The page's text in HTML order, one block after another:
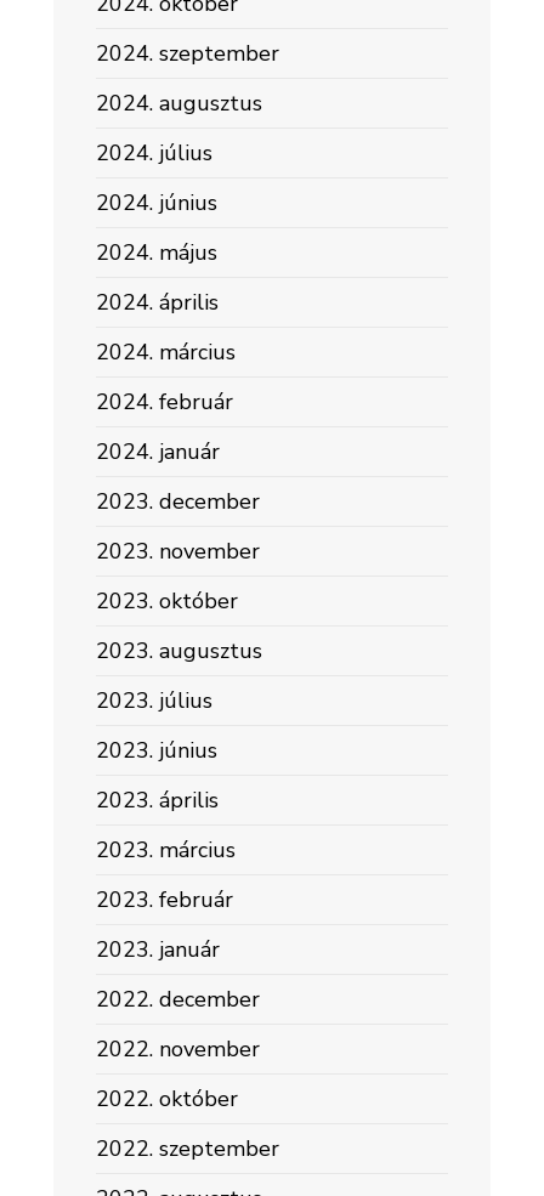
2024. szeptember
2024. augusztus
2024. július
2024. június
2024. május
2024. április
2024. március
2024. február
2024. január
2023. december
2023. november
2023. október
2023. augusztus
2023. július
2023. június
2023. április
2023. március
2023. február
2023. január
2022. december
2022. november
2022. október
2022. szeptember